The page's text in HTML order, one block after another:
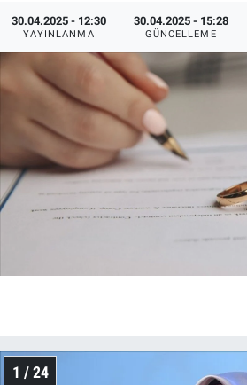
30.04.2025 - 12:30
YAYINLANMA
30.04.2025 - 15:28
GÜNCELLEME
1 / 24
Yazarlar
Medya
Özel Haberler
Erişim Bilgileri
Sağlık